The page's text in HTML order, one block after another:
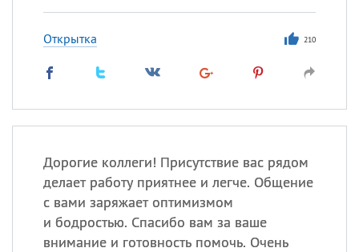
Открытка 210
Дорогие коллеги! Присутствие вас рядом
делает работу приятнее и легче. Общение
с вами заряжает оптимизмом
и бодростью. Спасибо вам за ваше
внимание и готовность помочь. Очень